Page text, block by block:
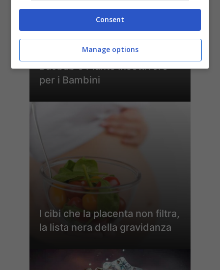
Esplorando il Giardino delle
Meraviglie: Un’avventura tra
Baobab e Piante Insettivore
per i Bambini
I cibi che la placenta non filtra,
la lista nera della gravidanza
Consent
Manage options